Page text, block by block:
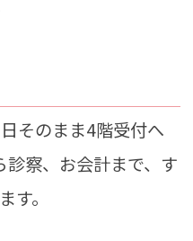
そのまま4階受付へ
察、お会計まで、す
す。​